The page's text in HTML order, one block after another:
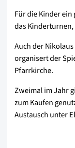
Für die Kinder
das
Auch der
organisert der
Pfarrkirche.
Zweimal im Jahr
zum Kaufen
Austausch unter